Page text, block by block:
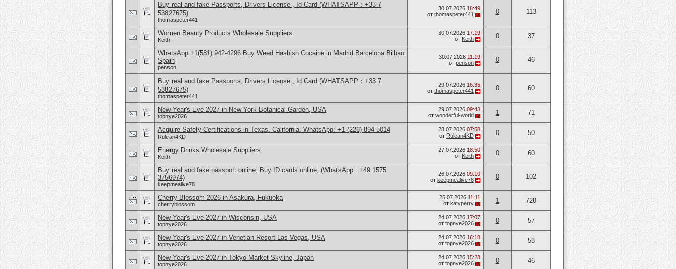
Buy real and fake Passports, Drivers License , Id Card (WHATSAPP：+33 7
53827675)
thomaspeter441
30.07.2026 18:49
от thomaspeter441 0 113
Women Beauty Products Wholesale Suppliers
Keith
30.07.2026 17:19
от Keith 0 37
WhatsApp +1(581) 942-4296 Buy Weed Hashish Cocaine in Madrid Barcelona Bilbao
Spain
penson
30.07.2026 11:19
от penson 0 46
Buy real and fake Passports, Drivers License , Id Card (WHATSAPP：+33 7
53827675)
thomaspeter441
29.07.2026 16:35
от thomaspeter441 0 60
New Year's Eve 2027 in New York Botanical Garden, USA
topnye2026
29.07.2026 09:43
от wonderful-world 1 71
Acquire Safety Certifications in Texas. California. WhatsApp: +1 (226) 894-5014
Rulean4KD
28.07.2026 07:58
от Rulean4KD 0 50
Energy Drinks Wholesale Suppliers
Keith
27.07.2026 18:50
от Keith 0 60
Buy real and fake passport online, Buy ID cards online, (WhatsApp : +49 1575
3756974)
keepmealive78
26.07.2026 09:10
от keepmealive78 0 102
Cherry Blossom 2026 in Asakura, Fukuoka
cherryblossom
25.07.2026 11:11
от katyperry 1 728
New Year's Eve 2027 in Wisconsin, USA
topnye2026
24.07.2026 17:07
от topnye2026 0 57
New Year's Eve 2027 in Venetian Resort Las Vegas, USA
topnye2026
24.07.2026 16:18
от topnye2026 0 53
New Year's Eve 2027 in Tokyo Market Skyline, Japan
topnye2026
24.07.2026 15:28
от topnye2026 0 46